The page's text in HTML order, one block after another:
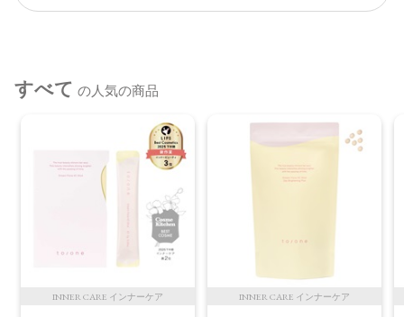
すべて の人気の商品
INNER CARE インナーケア INNER CARE インナーケア